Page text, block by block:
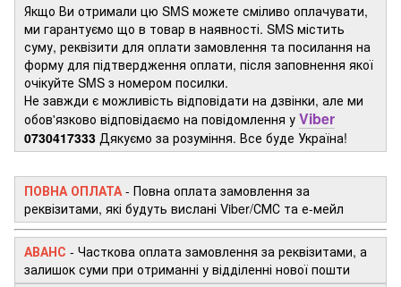
Якщо Ви отримали цю SMS можете сміливо оплачувати,
ми гарантуємо що в товар в наявності. SMS містить
суму, реквізити для оплати замовлення та посилання на
форму для підтвердження оплати, після заповнення якої
очікуйте SMS з номером посилки.
Не завжди є можливість відповідати на дзвінки, але ми
обов'язково відповідаємо на повідомлення у Viber
0730417333 Дякуємо за розуміння. Все буде Україна!
ПОВНА ОПЛАТА - Повна оплата замовлення за
реквізитами, які будуть вислані Viber/СМС та е-мейл
АВАНС - Часткова оплата замовлення за реквізитами, а
залишок суми при отриманні у відділенні нової пошти